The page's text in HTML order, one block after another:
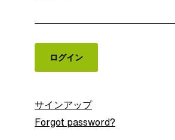
サインアップ
Forgot password?